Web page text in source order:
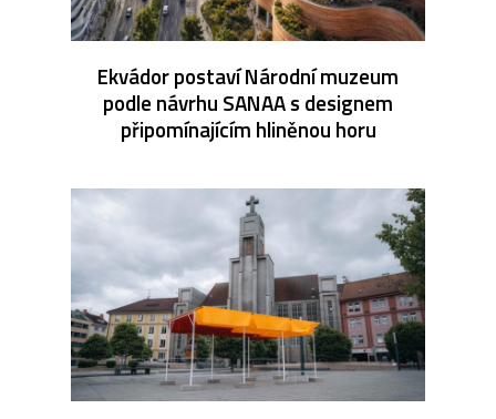
Ekvádor postaví Národní muzeum
podle návrhu SANAA s designem
připomínajícím hliněnou horu